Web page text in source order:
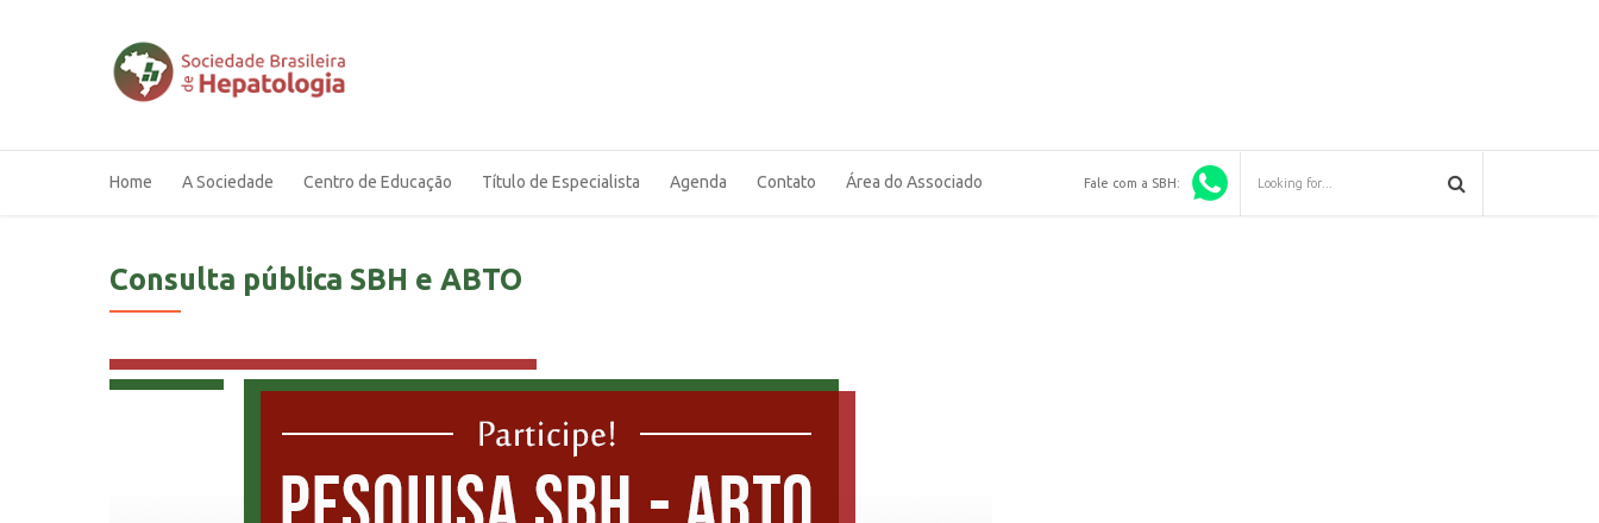
Fale com a SBH:
Home A Sociedade Centro de Educação Título de Especialista Agenda Contato Área do Associado
Consulta pública SBH e ABTO